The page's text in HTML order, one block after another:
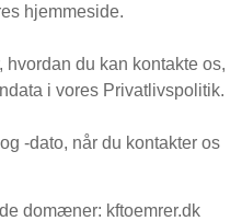
hjemmeside.
hvordan du kan kontakte os,
i vores Privatlivspolitik.
-dato, når du kontakter os
domæner: kftoemrer.dk